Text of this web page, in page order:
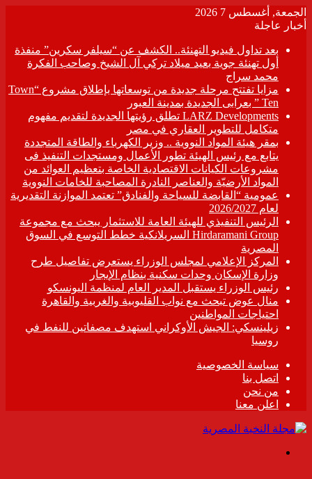
الجمعة, أغسطس 7 2026
أخبار عاجلة
بعد تداول فيديو التهنئة.. الكشف عن “سيلفر سكرين” منفذة
أول تهنئة جوية بعيد ميلاد تركي آل الشيخ وصاحب الفكرة
محمد سراج
مزايا تفتتح مرحلة جديدة من توسعاتها بإطلاق مشروع “Town
Ten ” بعرابى الجديدة بمدينة العبور
LARZ Developments تطلق رؤيتها الجديدة لتقديم مفهوم
متكامل للتطوير العقاري في مصر
بمقر هيئة المواد النووية .. وزير الكهرباء والطاقة المتجددة
يتابع مع رئيس الهيئة تطور الأعمال ومستجدات التنفيذ فى
مشروعات الكيانات الاقتصادية الخاصة بتعظيم العوائد من
المواد الأرضيّة والعناصر النادرة المصاحبة للخامات النووية
عمومية “القابضة للسياحة والفنادق” تعتمد الموازنة التقديرية
لعام 2026/2027
الرئيس التنفيذي للهيئة العامة للاستثمار يبحث مع مجموعة
Hirdaramani Group السريلانكية خطط التوسع في السوق
المصرية
المركز الإعلامي لمجلس الوزراء يستعرض تفاصيل طرح
وزارة الإسكان وحدات سكنية بنظام الإيجار
رئيس الوزراء يستقبل المدير العام لمنظمة اليونسكو
منال عوض تبحث مع نواب القليوبية والغربية والقاهرة
احتياجات المواطنين
زيلينسكي: الجيش الأوكراني استهدف مصفاتين للنفط في
روسيا
سياسة الخصوصية
اتصل بنا
من نحن
اعلن معنا